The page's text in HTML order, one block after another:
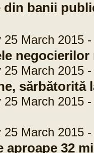
din banii
March 2015 -
negocierilor
March 2015 -
sărbătorită
March 2015 -
March 2015 -
aproape 32